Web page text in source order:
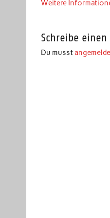
Weitere
Schreibe
Du musst